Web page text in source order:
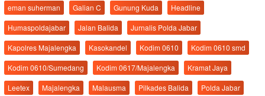
eman suherman
Galian C Gunung Kuda
Headline
Humaspoldajabar
Jalan Balida
Jurnalis Polda Jabar
Kapolres Majalengka
Kasokandel Kodim 0610
Kodim 0610 smd
Kodim 0610/Sumedang
Kodim 0617/Majalengka
Kramat Jaya
Leetex
Majalengka Malausma Pilkades Balida
Polda Jabar